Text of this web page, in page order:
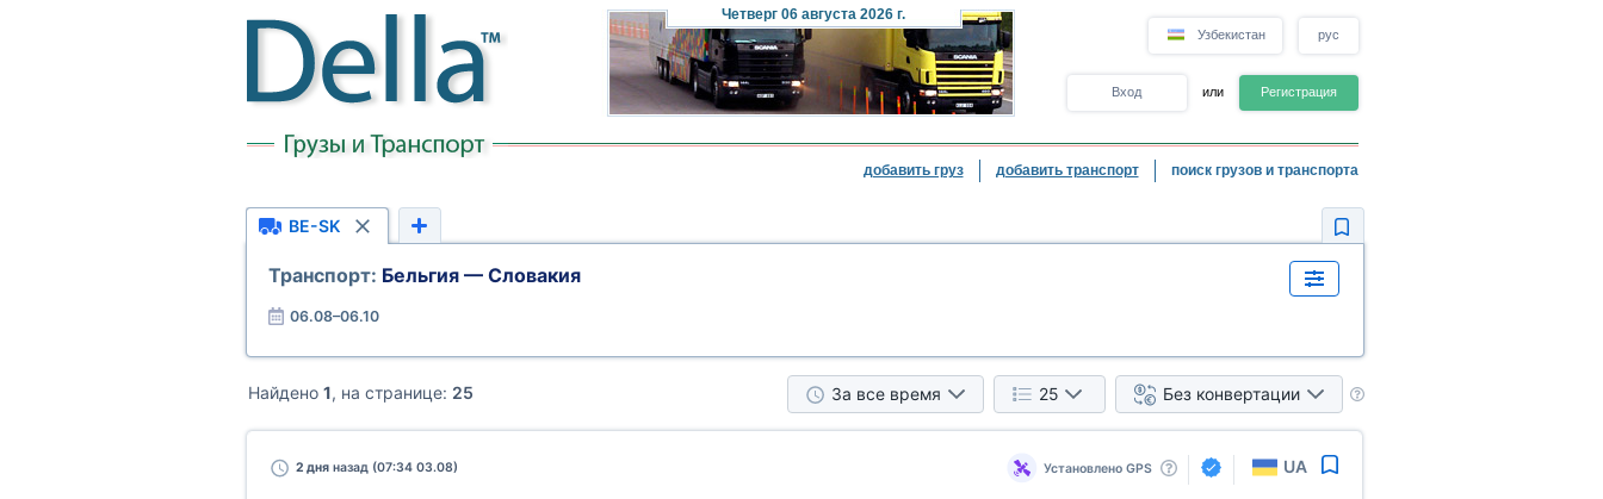
Четверг 06 августа 2026 г.
Узбекистан рус
Вход или Регистрация
добавить груз добавить транспорт поиск грузов и транспорта
BE-SK
Транспорт: Бельгия — Словакия
06.08–06.10
Найдено 1, на странице: 25 За все время 25 Без конвертации
2 дняназад (07:34 03.08) Установлено GPS UA